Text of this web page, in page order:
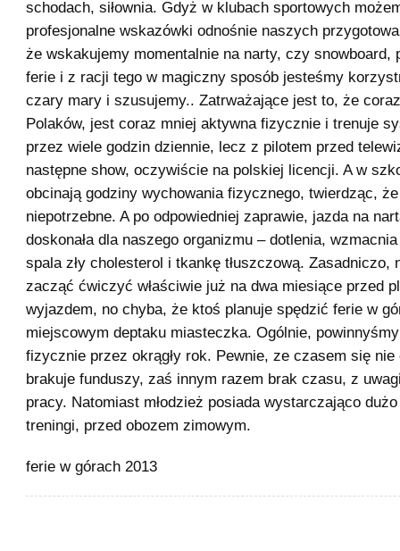
schodach, siłownia. Gdyż w klubach sportowych
profesjonalne wskazówki odnośnie naszych
że wskakujemy momentalnie na narty, czy snowboard,
ferie i z racji tego w magiczny sposób jesteśmy
czary mary i szusujemy.. Zatrważające jest to, że
Polaków, jest coraz mniej aktywna fizycznie i trenuje
przez wiele godzin dziennie, lecz z pilotem przed
następne show, oczywiście na polskiej licencji. A w
obcinają godziny wychowania fizycznego, twierdząc,
niepotrzebne. A po odpowiedniej zaprawie, jazda na
doskonała dla naszego organizmu – dotlenia,
spala zły cholesterol i tkankę tłuszczową. Zasadniczo,
zacząć ćwiczyć właściwie już na dwa miesiące przed
wyjazdem, no chyba, że ktoś planuje spędzić ferie w
miejscowym deptaku miasteczka. Ogólnie,
fizycznie przez okrągły rok. Pewnie, ze czasem się
brakuje funduszy, zaś innym razem brak czasu, z
pracy. Natomiast młodzież posiada wystarczająco
treningi, przed obozem zimowym.
ferie w górach 2013